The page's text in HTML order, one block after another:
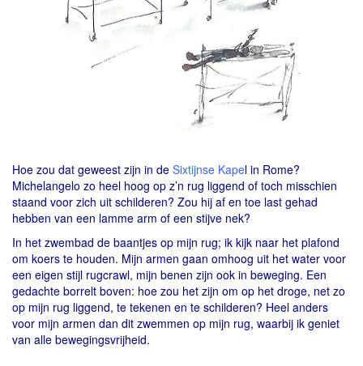
Hoe zou dat geweest zijn in de Sixtijnse Kapel in Rome?
Michelangelo zo heel hoog op z’n rug liggend of toch misschien
staand voor zich uit schilderen? Zou hij af en toe last gehad
hebben van een lamme arm of een stijve nek?
In het zwembad de baantjes op mijn rug; ik kijk naar het plafond
om koers te houden. Mijn armen gaan omhoog uit het water voor
een eigen stijl rugcrawl, mijn benen zijn ook in beweging. Een
gedachte borrelt boven: hoe zou het zijn om op het droge, net zo
op mijn rug liggend, te tekenen en te schilderen? Heel anders
voor mijn armen dan dit zwemmen op mijn rug, waarbij ik geniet
van alle bewegingsvrijheid.